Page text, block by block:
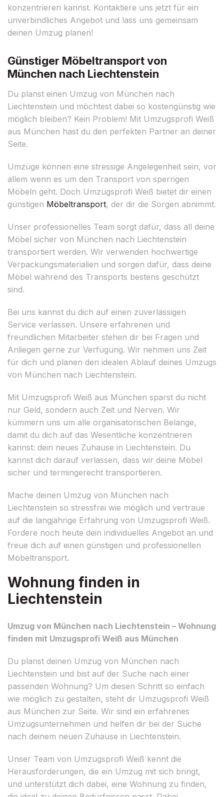
konzentrieren kannst. Kontaktiere uns jetzt für ein
unverbindliches Angebot und lass uns gemeinsam
deinen Umzug planen!
Günstiger Möbeltransport von
München nach Liechtenstein
Du planst einen Umzug von München nach
Liechtenstein und möchtest dabei so kostengünstig wie
möglich bleiben? Kein Problem! Mit Umzugsprofi Weiß
aus München hast du den perfekten Partner an deiner
Seite.
Umzüge können eine stressige Angelegenheit sein, vor
allem wenn es um den Transport von sperrigen
Möbeln geht. Doch Umzugsprofi Weiß bietet dir einen
günstigen Möbeltransport, der dir die Sorgen abnimmt.
Unser professionelles Team sorgt dafür, dass all deine
Möbel sicher von München nach Liechtenstein
transportiert werden. Wir verwenden hochwertige
Verpackungsmaterialien und sorgen dafür, dass deine
Möbel während des Transports bestens geschützt
sind.
Bei uns kannst du dich auf einen zuverlässigen
Service verlassen. Unsere erfahrenen und
freundlichen Mitarbeiter stehen dir bei Fragen und
Anliegen gerne zur Verfügung. Wir nehmen uns Zeit
für dich und planen den idealen Ablauf deines Umzugs
von München nach Liechtenstein.
Mit Umzugsprofi Weiß aus München sparst du nicht
nur Geld, sondern auch Zeit und Nerven. Wir
kümmern uns um alle organisatorischen Belange,
damit du dich auf das Wesentliche konzentrieren
kannst: dein neues Zuhause in Liechtenstein. Du
kannst dich darauf verlassen, dass wir deine Möbel
sicher und termingerecht transportieren.
Mache deinen Umzug von München nach
Liechtenstein so stressfrei wie möglich und vertraue
auf die langjährige Erfahrung von Umzugsprofi Weiß.
Fordere noch heute dein individuelles Angebot an und
freue dich auf einen günstigen und professionellen
Möbeltransport.
Wohnung finden in
Liechtenstein
Umzug von München nach Liechtenstein – Wohnung
finden mit Umzugsprofi Weiß aus München
Du planst deinen Umzug von München nach
Liechtenstein und bist auf der Suche nach einer
passenden Wohnung? Um diesen Schritt so einfach
wie möglich zu gestalten, steht dir Umzugsprofi Weiß
aus München zur Seite. Wir sind ein erfahrenes
Umzugsunternehmen und helfen dir bei der Suche
nach deinem neuen Zuhause in Liechtenstein.
Unser Team von Umzugsprofi Weiß kennt die
Herausforderungen, die ein Umzug mit sich bringt,
und unterstützt dich dabei, eine Wohnung zu finden,